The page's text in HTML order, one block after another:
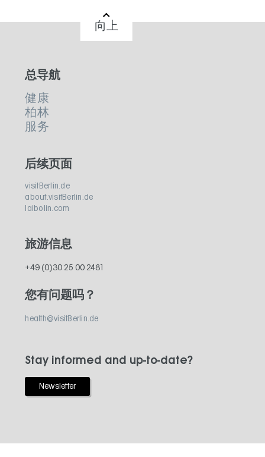
向上
总导航
健康
柏林
服务
后续页面
visitBerlin.de
about.visitBerlin.de
laibolin.com
旅游信息
+49 (0)30 25 00 2481
您有问题吗？
health@visitBerlin.de
Stay informed and up-to-date?
Newsletter